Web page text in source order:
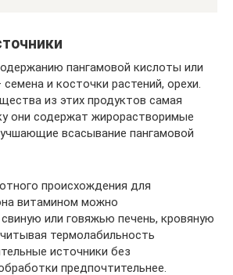
пангамовой кислоты или
и косточки растений, орехи.
из этих продуктов самая
они содержат жирорастворимые
всасывание пангамовой
происхождения для
витамином можно
или говяжью печень, кровяную
термолабильность
источники без
предпочтительнее.